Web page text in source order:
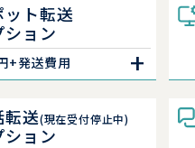
ット転送
ション
+発送費用
転送(現在受付停止中)
ション